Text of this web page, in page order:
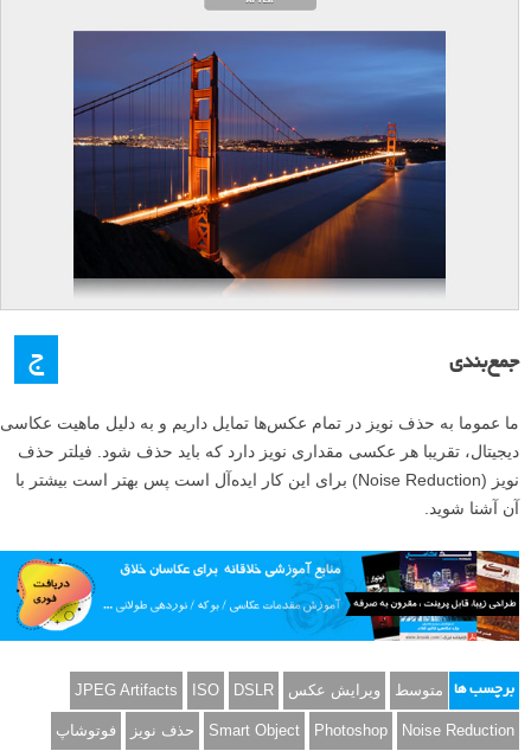
ج جمع‌بندی
ما عموما به حذف نویز در تمام عکس‌ها تمایل داریم و به دلیل ماهیت عکاسی
دیجیتال، تقریبا هر عکسی مقداری نویز دارد که باید حذف شود. فیلتر حذف
نویز (Noise Reduction) برای این کار ایده‌آل است پس بهتر است بیشتر با
آن آشنا شوید.
برچسب ها متوسط ویرایش عکس DSLR
ISO
JPEG Artifacts
Noise Reduction
Photoshop
Smart Object حذف نویز فوتوشاپ